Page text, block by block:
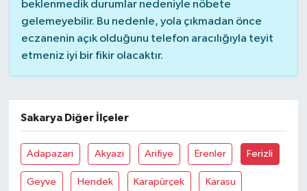
beklenmedik durumlar nedeniyle nöbete
gelemeyebilir. Bu nedenle, yola çıkmadan önce
eczanenin açık olduğunu telefon aracılığıyla teyit
etmeniz iyi bir fikir olacaktır.
Sakarya Diğer İlçeler
Adapazari Akyazi Arifiye Erenler Ferizli
Geyve Hendek Karapürçek Karasu